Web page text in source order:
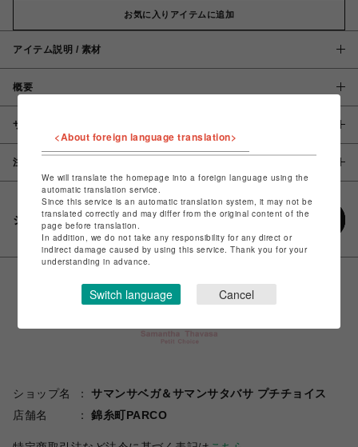
お気に入りアイテムに追加
アイテム説明 / 素材
概要
サイズ
注意事項
シェアする
ショップ名
サマンサベガ＆サマンサタバサ プチチョイス
店舗名
錦糸町PARCO
<About foreign language translation>
We will translate the homepage into a foreign language using the
automatic translation service.
Since this service is an automatic translation system, it may not be
translated correctly and may differ from the original content of the
page before translation.
In addition, we do not take any responsibility for any direct or
indirect damage caused by using this service. Thank you for your
understanding in advance.
Switch language Cancel